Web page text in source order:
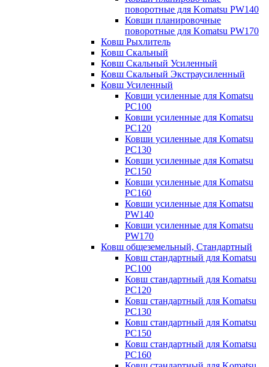
поворотные для Komatsu PW140
Ковши планировочные
поворотные для Komatsu PW170
Ковш Рыхлитель
Ковш Скальный
Ковш Скальный Усиленный
Ковш Скальный Экстраусиленный
Ковш Усиленный
Ковши усиленные для Komatsu
PC100
Ковши усиленные для Komatsu
PC120
Ковши усиленные для Komatsu
PC130
Ковши усиленные для Komatsu
PC150
Ковши усиленные для Komatsu
PC160
Ковши усиленные для Komatsu
PW140
Ковши усиленные для Komatsu
PW170
Ковш общеземельный, Стандартный
Ковш стандартный для Komatsu
PC100
Ковш стандартный для Komatsu
PC120
Ковш стандартный для Komatsu
PC130
Ковш стандартный для Komatsu
PC150
Ковш стандартный для Komatsu
PC160